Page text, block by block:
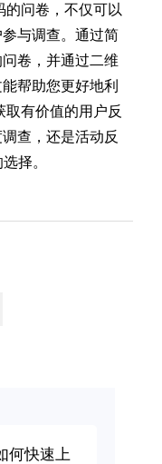
的问卷，不仅可以
与调查。通过简
卷，并通过二维
帮助您更好地利
有价值的用户反
查，还是活动反
择。
何快速上